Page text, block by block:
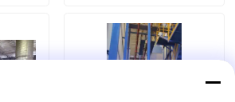
verticale de poudre